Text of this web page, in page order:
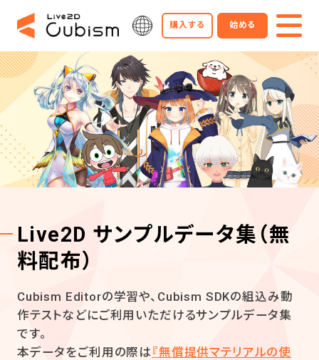
購入する 始める
Live2D サンプルデータ集 （無
料配布）
Cubism Editorの学習や、Cubism SDKの組込み動
作テストなどにご利用いただけるサンプルデータ集
です。
本データをご利用の際は『無償提供マテリアルの使